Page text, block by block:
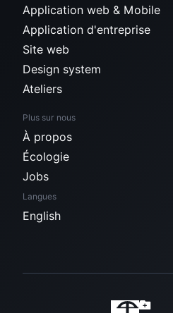
Application web & Mobile
Application d'entreprise
Site web
Design system
Ateliers
Plus sur nous
À propos
Écologie
Jobs
Langues
English